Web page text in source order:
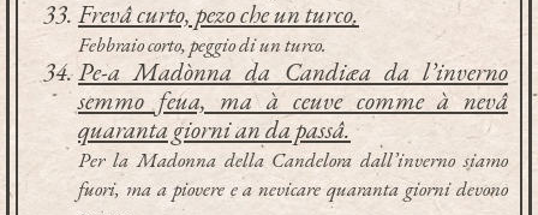
Frevâ curto, pezo che un turco.
Febbraio corto, peggio di un turco.
Pe-a Madònna da Candiæa da l’inverno
semmo feua, ma à ceuve comme à nevâ
quaranta giorni an da passâ.
Per la Madonna della Candelora dall’inverno siamo
fuori, ma a piovere e a nevicare quaranta giorni devono